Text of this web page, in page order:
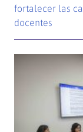
fortalecer las
docentes